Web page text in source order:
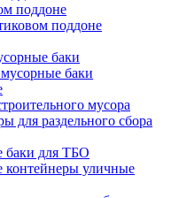
поддоне
поддоне
баки
баки
мусора
для раздельного сбора
баки для ТБО
уличные